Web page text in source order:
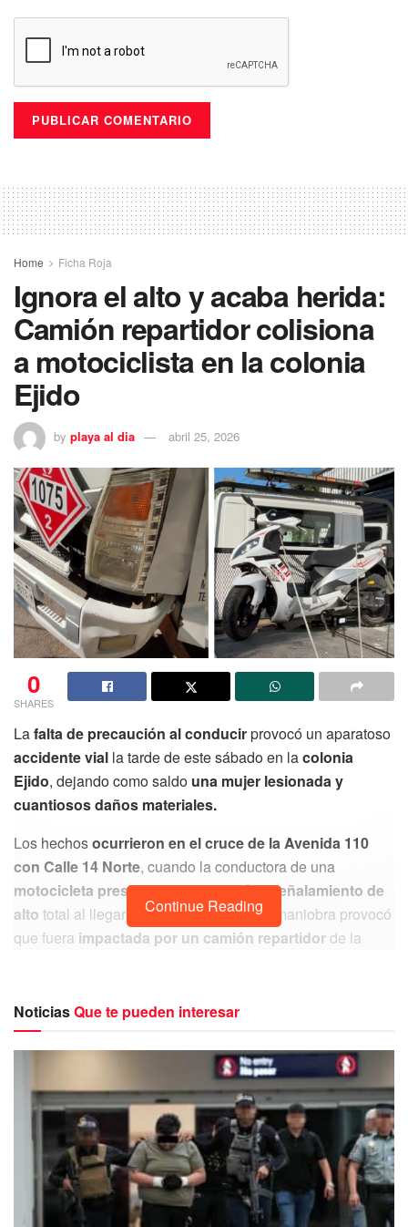
Home Ficha Roja
Ignora el alto y acaba herida:
Camión repartidor colisiona
a motociclista en la colonia
Ejido
by playa al dia abril 25, 2026
0
SHARES
Lafalta de precaución al conducirprovocó un aparatoso
accidente vial la tarde de este sábado en lacolonia
Ejido, dejando como saldo una mujer lesionada y
cuantiosos daños materiales.
Los hechosocurrieron en el cruce de laAvenida 110
con Calle 14 Norte, cuando la conductora de una
motocicleta presuntamente ignoró el señalamiento de
alto total al llegar a la intersección. Esta maniobra provocó
que fuera impactada por un camión repartidor de la
Continue Reading
NoticiasQue te pueden interesar